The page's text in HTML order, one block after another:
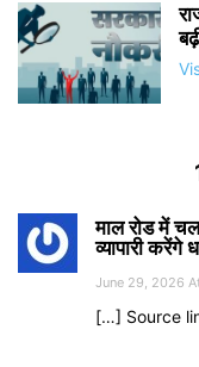
माल रोड में
व्यापारी
June 29, 2026
[…] Source